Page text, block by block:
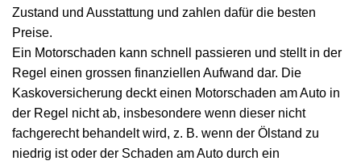
Zustand und Ausstattung und zahlen dafür die besten
Preise.
Ein Motorschaden kann schnell passieren und stellt in der
Regel einen grossen finanziellen Aufwand dar. Die
Kaskoversicherung deckt einen Motorschaden am Auto in
der Regel nicht ab, insbesondere wenn dieser nicht
fachgerecht behandelt wird, z. B. wenn der Ölstand zu
niedrig ist oder der Schaden am Auto durch ein